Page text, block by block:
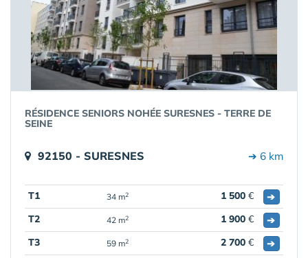
RÉSIDENCE SENIORS NOHÉE SURESNES - TERRE DE
SEINE
92150 - SURESNES ➔ 6 km
T1 34 m2 1 500 €
➔
T2
42 m2 1 900 €
➔
T3
59 m2 2 700 € ➔